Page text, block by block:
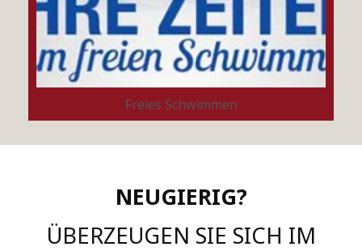
Freies Schwimmen
NEUGIERIG?
ÜBERZEUGEN SIE SICH IM